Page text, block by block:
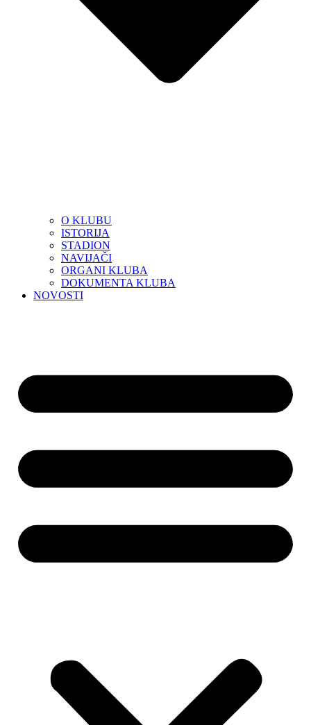
O KLUBU
ISTORIJA
STADION
NAVIJAČI
ORGANI KLUBA
DOKUMENTA KLUBA
NOVOSTI